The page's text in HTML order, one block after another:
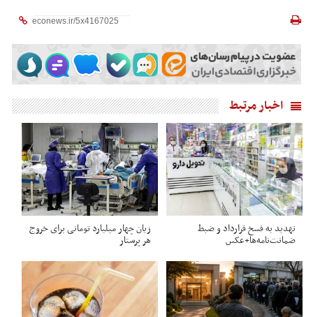
اخبار مرتبط
تهدید به فسخ قرارداد و ضبط
ضمانت‌نامه‌ها+عکس
زیان چهار میلیارد تومانی برای خروج
هر پرستار